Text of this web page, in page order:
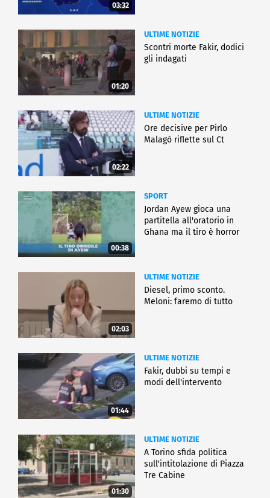
03:32
01:20
ULTIME NOTIZIE
Scontri morte Fakir, dodici
gli indagati
02:22
ULTIME NOTIZIE
Ore decisive per Pirlo
Malagò riflette sul Ct
00:38
SPORT
Jordan Ayew gioca una
partitella all'oratorio in
Ghana ma il tiro è horror
02:03
ULTIME NOTIZIE
Diesel, primo sconto.
Meloni: faremo di tutto
01:44
ULTIME NOTIZIE
Fakir, dubbi su tempi e
modi dell'intervento
01:30
ULTIME NOTIZIE
A Torino sfida politica
sull'intitolazione di Piazza
Tre Cabine